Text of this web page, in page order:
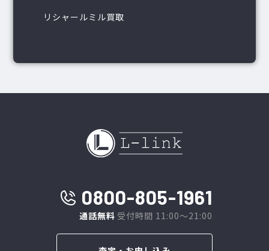
リシャールミル買取
0800-805-1961
通話無料 受付時間 11:00～21:00